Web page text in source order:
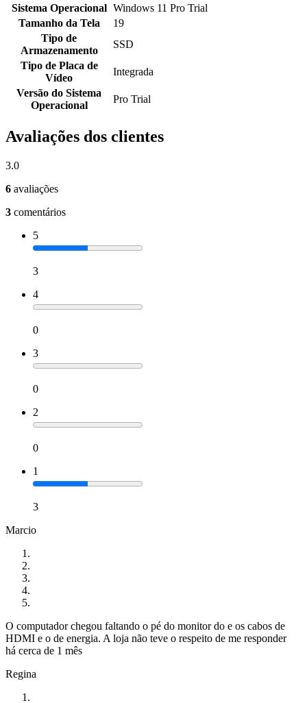
Sistema Operacional Windows 11 Pro Trial
Tamanho da Tela
19
Tipo de
Armazenamento
SSD
Tipo de Placa de
Vídeo
Integrada
Versão do Sistema
Operacional
Pro Trial
Avaliações dos clientes
3.0
6 avaliações
3 comentários
5
3
4
0
3
0
2
0
1
3
Marcio
O computador chegou faltando o pé do monitor do e os cabos de
HDMI e o de energia. A loja não teve o respeito de me responder
há cerca de 1 mês
Regina